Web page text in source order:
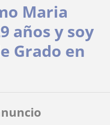
Maria
años y soy
Grado en